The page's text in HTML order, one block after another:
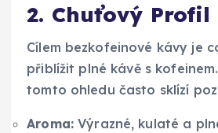
2. Chuťový Profil
Cílem bezkofeinové kávy je
přiblížit plné kávě s
tomto ohledu často sklízí
Aroma:Výrazné, kulaté a